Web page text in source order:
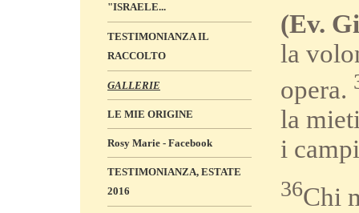
"ISRAELE...
TESTIMONIANZA IL
RACCOLTO
GALLERIE
LE MIE ORIGINE
Rosy Marie - Facebook
TESTIMONIANZA, ESTATE
2016
(Ev.
la
opera.
la
i
36Chi